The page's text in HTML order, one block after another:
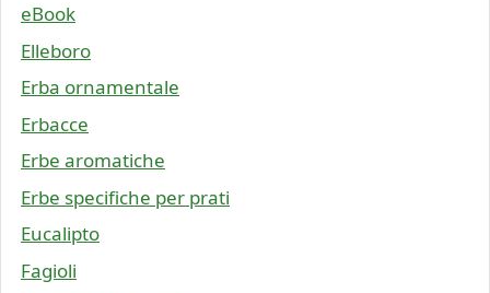
eBook
Elleboro
Erba ornamentale
Erbacce
Erbe aromatiche
Erbe specifiche per prati
Eucalipto
Fagioli